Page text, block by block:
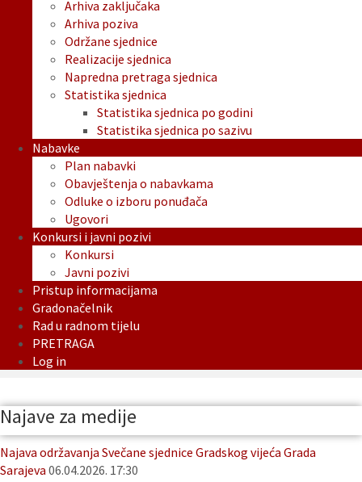
Arhiva zaključaka
Arhiva poziva
Održane sjednice
Realizacije sjednica
Napredna pretraga sjednica
Statistika sjednica
Statistika sjednica po godini
Statistika sjednica po sazivu
Nabavke
Plan nabavki
Obavještenja o nabavkama
Odluke o izboru ponuđača
Ugovori
Konkursi i javni pozivi
Konkursi
Javni pozivi
Pristup informacijama
Gradonačelnik
Rad u radnom tijelu
PRETRAGA
Log in
Najave za medije
Najava održavanja Svečane sjednice Gradskog vijeća Grada
Sarajeva 06.04.2026. 17:30